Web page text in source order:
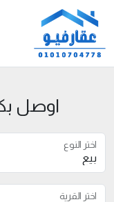
اوصل
اختر النوع
اختر القرية